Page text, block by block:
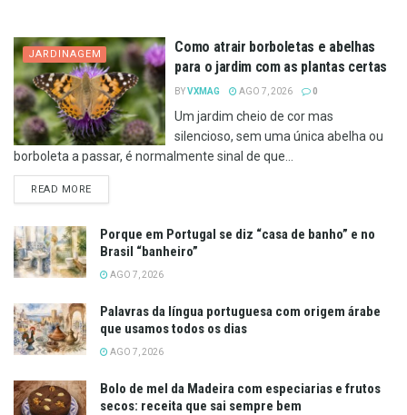
JARDINAGEM
Como atrair borboletas e abelhas
para o jardim com as plantas certas
BYVXMAG AGO 7, 2026 0
Um jardim cheio de cor mas
silencioso, sem uma única abelha ou
borboleta a passar, é normalmente sinal de que...
READ MOREDETAILS
Porque em Portugal se diz “casa de banho” e no
Brasil “banheiro”
AGO 7, 2026
Palavras da língua portuguesa com origem árabe
que usamos todos os dias
AGO 7, 2026
Bolo de mel da Madeira com especiarias e frutos
secos: receita que sai sempre bem